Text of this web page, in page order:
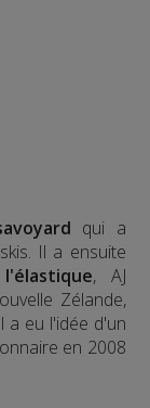
qui a
Il a ensuite
, AJ
Zélande,
a eu l'idée d'un
en 2008